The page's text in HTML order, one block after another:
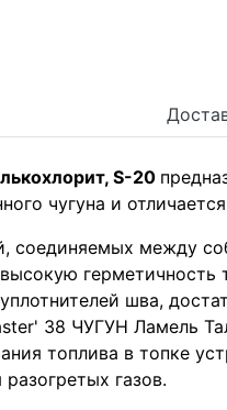
S-20
чугуна и
соединяемых между
высокую
шва,
38 ЧУГУН Ламель
топлива в топке
газов.